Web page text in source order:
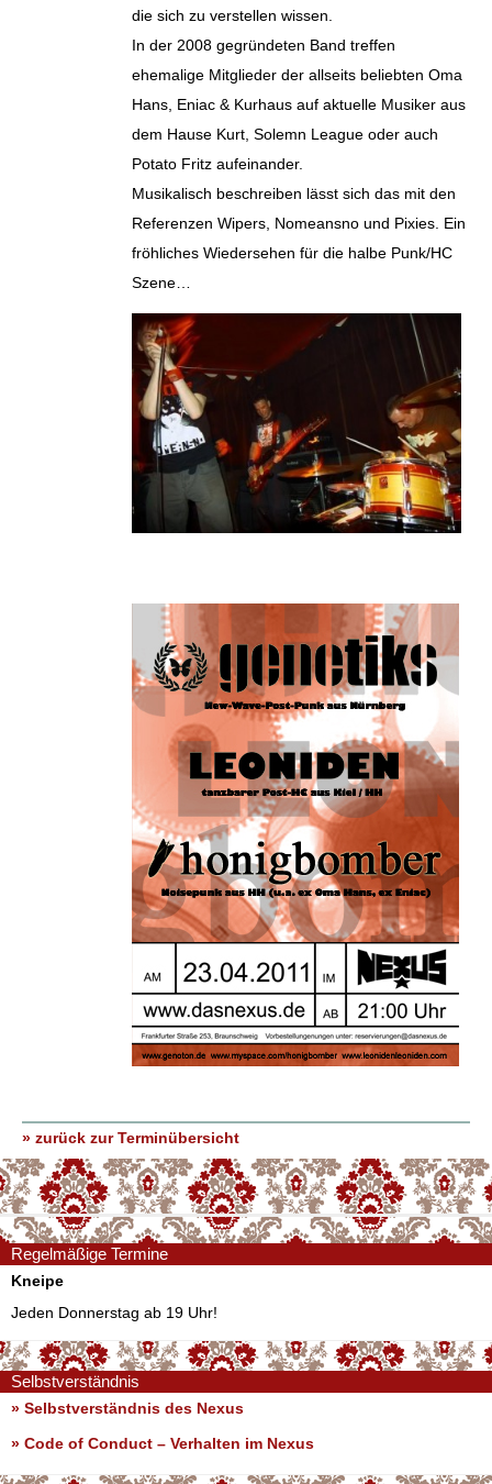
die sich zu verstellen wissen.
In der 2008 gegründeten Band treffen
ehemalige Mitglieder der allseits beliebten Oma
Hans, Eniac & Kurhaus auf aktuelle Musiker aus
dem Hause Kurt, Solemn League oder auch
Potato Fritz aufeinander.
Musikalisch beschreiben lässt sich das mit den
Referenzen Wipers, Nomeansno und Pixies. Ein
fröhliches Wiedersehen für die halbe Punk/HC
Szene…
» zurück zur Terminübersicht
Regelmäßige Termine
Kneipe
Jeden Donnerstag ab 19 Uhr!
Selbstverständnis
» Selbstverständnis des Nexus
» Code of Conduct – Verhalten im Nexus